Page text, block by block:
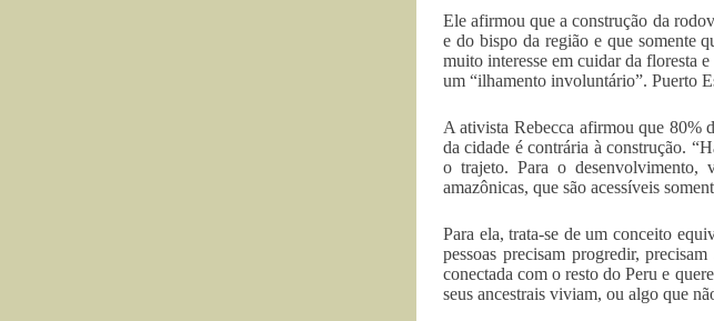
Ele afirmou que a construção da
e do bispo da região e que somente
muito interesse em cuidar da floresta
um “ilhamento involuntário”. Puerto
A ativista Rebecca afirmou que 80%
da cidade é contrária à construção.
o trajeto. Para o desenvolvimento,
amazônicas, que são acessíveis
Para ela, trata-se de um conceito
pessoas precisam progredir,
conectada com o resto do Peru e
seus ancestrais viviam, ou algo que